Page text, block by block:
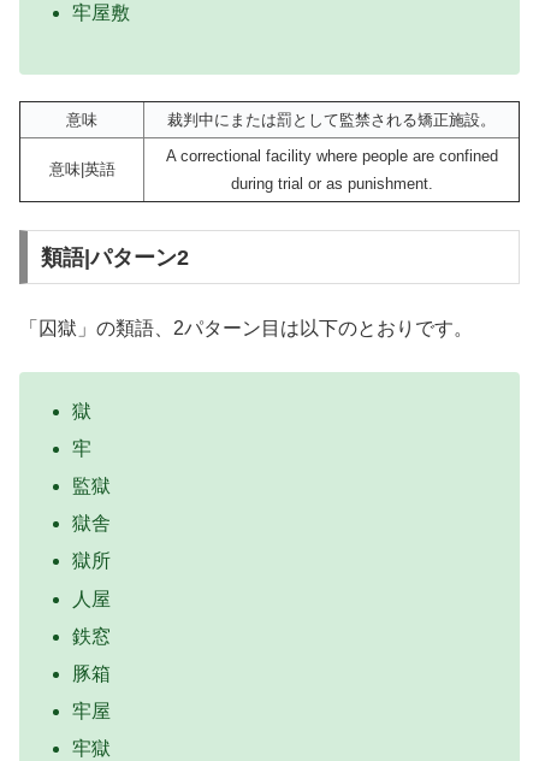
牢屋敷
意味 裁判中にまたは罰として監禁される矯正施設。
意味|英語
A correctional facility where people are confined
during trial or as punishment.
類語|パターン2
「囚獄」の類語、2パターン目は以下のとおりです。
獄
牢
監獄
獄舎
獄所
人屋
鉄窓
豚箱
牢屋
牢獄